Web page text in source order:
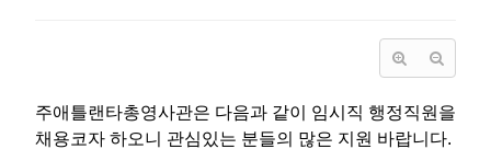
주애틀랜타총영사관은 다음과 같이 임시직 행정직원을
채용코자 하오니 관심있는 분들의 많은 지원 바랍니다.